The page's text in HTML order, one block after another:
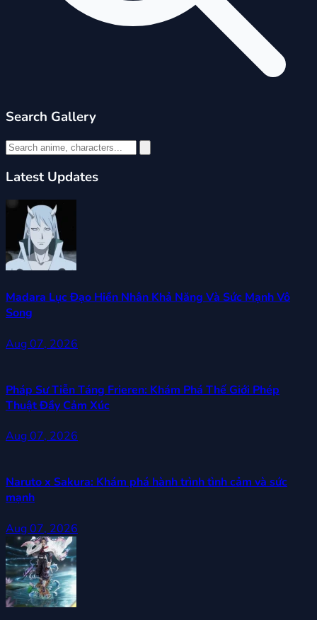
Search Gallery
Latest Updates
Madara Lục Đạo Hiền Nhân Khả Năng Và Sức Mạnh Vô
Song
Aug 07, 2026
Pháp Sư Tiễn Táng Frieren: Khám Phá Thế Giới Phép
Thuật Đầy Cảm Xúc
Aug 07, 2026
Naruto x Sakura: Khám phá hành trình tình cảm và sức
mạnh
Aug 07, 2026